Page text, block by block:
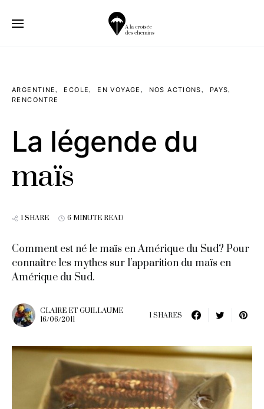
ARGENTINE ECOLE EN VOYAGE NOS ACTIONS
PAYS
RENCONTRE
La légende du
maïs
1 SHARE 6 MINUTE READ
Comment est né le maïs en Amérique du Sud? Pour
connaître les mythes sur l’apparition du maïs en
Amérique du Sud.
CLAIRE ET GUILLAUME
16/06/2011
1 SHARES